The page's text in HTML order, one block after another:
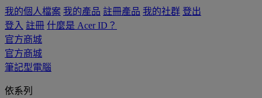
我的個人檔案 我的產品 註冊產品 我的社群 登出
登入 註冊 什麼是 Acer ID？
官方商城
官方商城
筆記型電腦
依系列